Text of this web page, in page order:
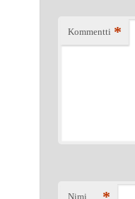
Kommentti *
Nimi